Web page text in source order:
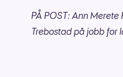
PÅ POST: Ann
Trebostad på jobb for